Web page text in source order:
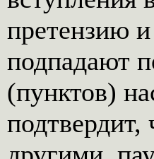
претензию и
подпадают
(пунктов)
подтвердит,